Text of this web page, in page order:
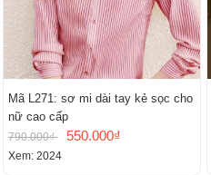
Mã L271: sơ mi dài tay kẻ sọc cho
nữ cao cấp
790.000₫ 550.000₫
Xem: 2024